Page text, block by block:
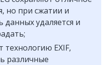
но при сжатии и
данных удаляется и
EXIF,
различные